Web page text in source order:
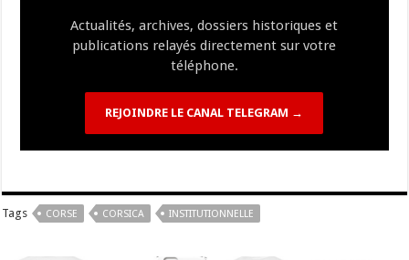
Actualités, archives, dossiers historiques et
publications relayés directement sur votre
téléphone.
REJOINDRE LE CANAL TELEGRAM →
Tags CORSE CORSICA INSTITUTIONNELLE